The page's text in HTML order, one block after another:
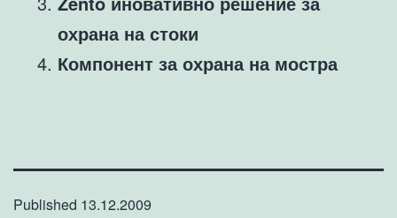
охрана на стоки
Компонент за охрана на мостра
Published 13.12.2009